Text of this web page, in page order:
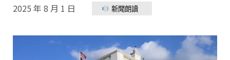
2025 年 8 月 1 日 新聞朗讀